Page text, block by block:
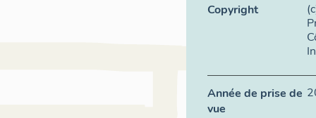
Copyright
Année de prise de
vue